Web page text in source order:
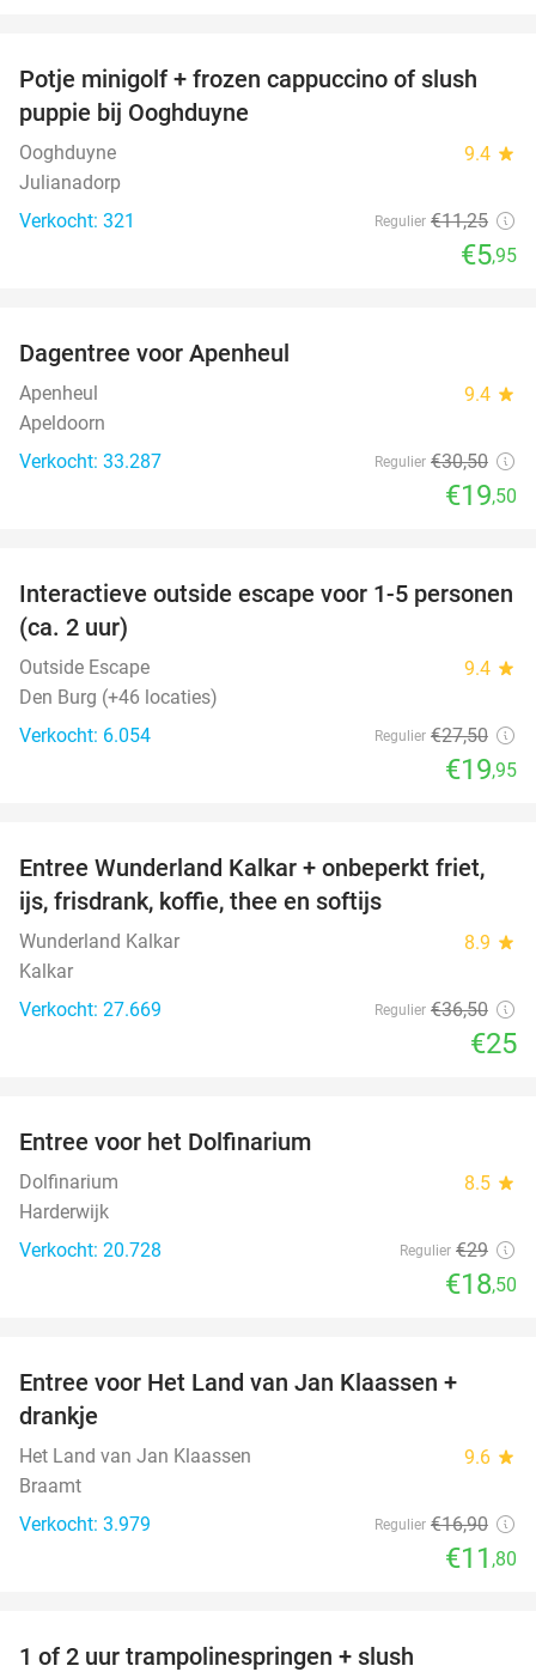
47%
Potje minigolf + frozen cappuccino of slush
puppie bij Ooghduyne
Ooghduyne 9.4 star
Julianadorp
Verkocht: 321
Regulier €11,25
€5,95
Dagentree voor Apenheul
Apenheul 9.4 star
Apeldoorn
Verkocht: 33.287
Regulier €30,50
€19,50
27%
Interactieve outside escape voor 1-5 personen
(ca. 2 uur)
Outside Escape 9.4 star
Den Burg (+46 locaties)
Verkocht: 6.054
Regulier €27,50
€19,95
32%
Entree Wunderland Kalkar + onbeperkt friet,
ijs, frisdrank, koffie, thee en softijs
Wunderland Kalkar 8.9 star
Kalkar
Verkocht: 27.669
Regulier €36,50
€25
Entree voor het Dolfinarium
Dolfinarium 8.5 star
Harderwijk
Verkocht: 20.728
Regulier €29
€18,50
Entree voor Het Land van Jan Klaassen +
drankje
Het Land van Jan Klaassen 9.6 star
Braamt
Verkocht: 3.979
Regulier €16,90
€11 ,80
1 of 2 uur trampolinespringen + slush